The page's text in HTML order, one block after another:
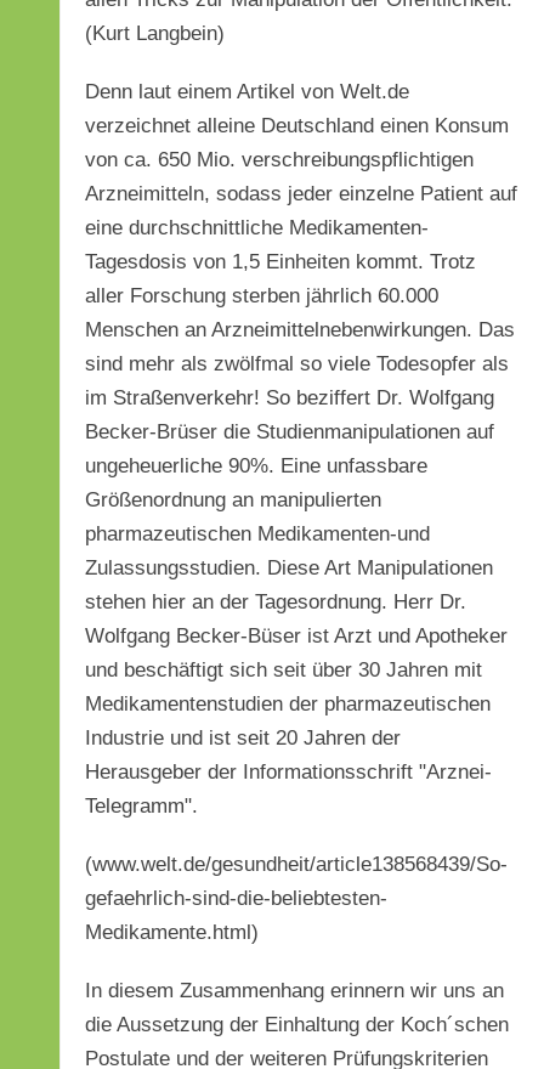
(Kurt Langbein)
Denn laut einem Artikel von Welt.de
verzeichnet alleine Deutschland einen Konsum
von ca. 650 Mio. verschreibungspflichtigen
Arzneimitteln, sodass jeder einzelne Patient auf
eine durchschnittliche Medikamenten-
Tagesdosis von 1,5 Einheiten kommt. Trotz
aller Forschung sterben jährlich 60.000
Menschen an Arzneimittelnebenwirkungen. Das
sind mehr als zwölfmal so viele Todesopfer als
im Straßenverkehr! So beziffert Dr. Wolfgang
Becker-Brüser die Studienmanipulationen auf
ungeheuerliche 90%. Eine unfassbare
Größenordnung an manipulierten
pharmazeutischen Medikamenten-und
Zulassungsstudien. Diese Art Manipulationen
stehen hier an der Tagesordnung. Herr Dr.
Wolfgang Becker-Büser ist Arzt und Apotheker
und beschäftigt sich seit über 30 Jahren mit
Medikamentenstudien der pharmazeutischen
Industrie und ist seit 20 Jahren der
Herausgeber der Informationsschrift "Arznei-
Telegramm".
(www.welt.de/gesundheit/article138568439/So-
gefaehrlich-sind-die-beliebtesten-
Medikamente.html)
In diesem Zusammenhang erinnern wir uns an
die Aussetzung der Einhaltung der Koch´schen
Postulate und der weiteren Prüfungskriterien